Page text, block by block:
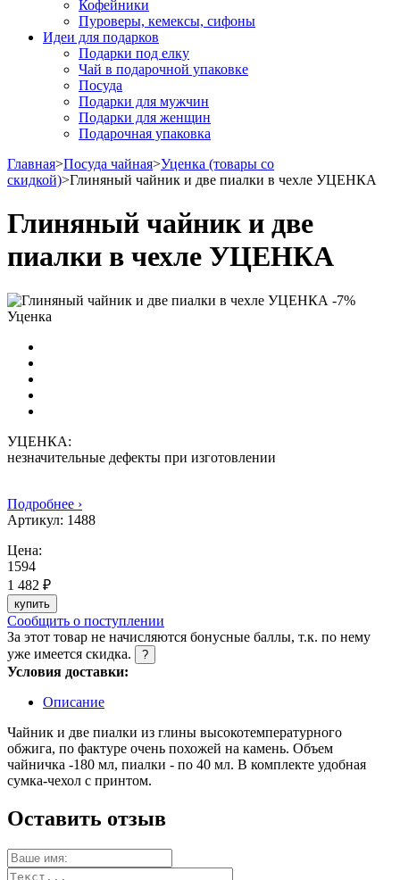
Кофейники
Пуроверы, кемексы, сифоны
Идеи для подарков
Подарки под елку
Чай в подарочной упаковке
Посуда
Подарки для мужчин
Подарки для женщин
Подарочная упаковка
Главная>Посуда чайная>Уценка (товары со
скидкой)>Глиняный чайник и две пиалки в чехле УЦЕНКА
Глиняный чайник и две
пиалки в чехле УЦЕНКА
-7%
Уценка
УЦЕНКА:
незначительные дефекты при изготовлении
Подробнее ›
Артикул: 1488
Цена:
1594
1 482 ₽
купить
Сообщить о поступлении
За этот товар не начисляются бонусные баллы, т.к. по нему
уже имеется скидка.
?
Условия доставки:
Описание
Чайник и две пиалки из глины высокотемпературного
обжига, по фактуре очень похожей на камень. Объем
чайничка -180 мл, пиалки - по 40 мл. В комплекте удобная
сумка-чехол с принтом.
Оставить отзыв